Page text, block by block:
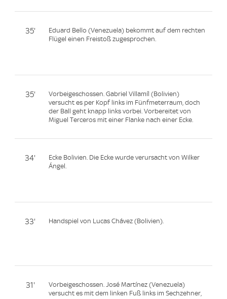
35'
Eduard Bello (Venezuela) bekommt auf dem rechten
Flügel einen Freistoß zugesprochen.
35'
Vorbeigeschossen. Gabriel Villamíl (Bolivien)
versucht es per Kopf links im Fünfmeterraum, doch
der Ball geht knapp links vorbei. Vorbereitet von
Miguel Terceros mit einer Flanke nach einer Ecke.
34'
Ecke Bolivien. Die Ecke wurde verursacht von Wilker
Ángel.
33' Handspiel von Lucas Chávez (Bolivien).
31'
Vorbeigeschossen. José Martínez (Venezuela)
versucht es mit dem linken Fuß links im Sechzehner,